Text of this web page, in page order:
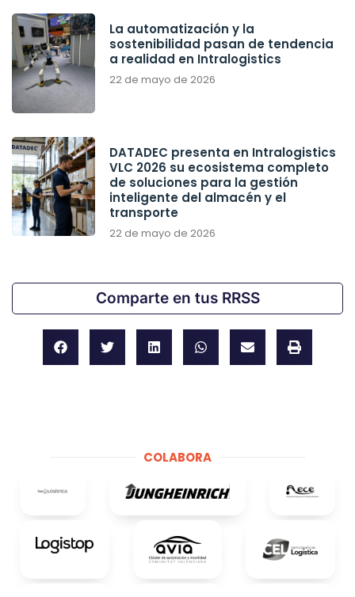
La automatización y la
sostenibilidad pasan de tendencia
a realidad en Intralogistics
22 de mayo de 2026
DATADEC presenta en Intralogistics
VLC 2026 su ecosistema completo
de soluciones para la gestión
inteligente del almacén y el
transporte
22 de mayo de 2026
Comparte en tus RRSS
COLABORA